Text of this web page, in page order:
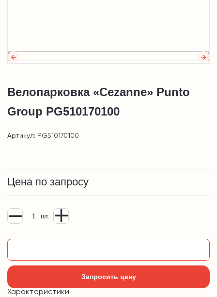
Велопарковка «Cezanne» Punto
Group PG510170100
Артикул: PG510170100
Цена по запросу
шт.
Запросить цену
Характеристики